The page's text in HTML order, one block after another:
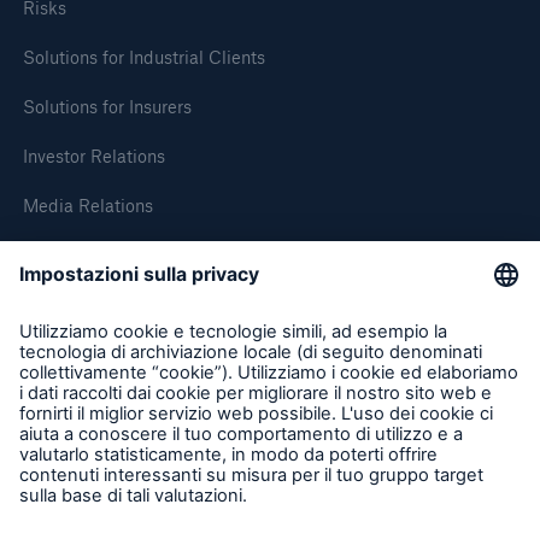
Risks
Solutions for Industrial Clients
Solutions for Insurers
Investor Relations
Media Relations
About Munich Re
Munich Re Worldwide
Follow us